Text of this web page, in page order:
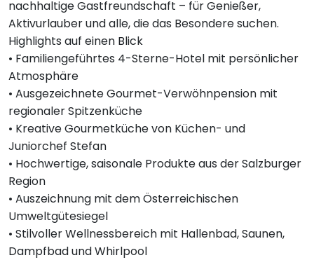
nachhaltige Gastfreundschaft – für Genießer,
Aktivurlauber und alle, die das Besondere suchen.
Highlights auf einen Blick
• Familiengeführtes 4-Sterne-Hotel mit persönlicher
Atmosphäre
• Ausgezeichnete Gourmet-Verwöhnpension mit
regionaler Spitzenküche
• Kreative Gourmetküche von Küchen- und
Juniorchef Stefan
• Hochwertige, saisonale Produkte aus der Salzburger
Region
• Auszeichnung mit dem Österreichischen
Umweltgütesiegel
• Stilvoller Wellnessbereich mit Hallenbad, Saunen,
Dampfbad und Whirlpool